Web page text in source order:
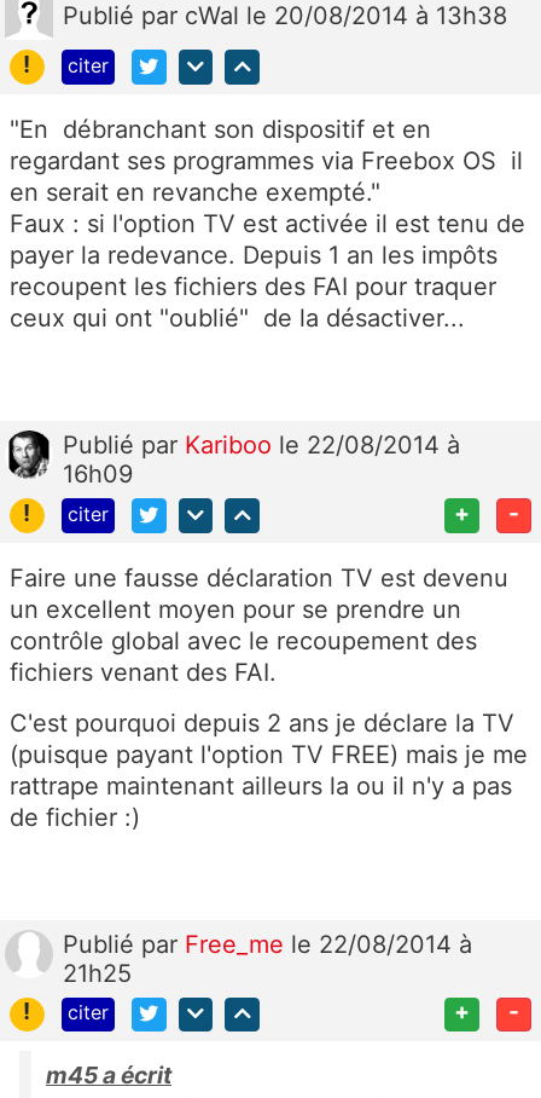
Publié par cWal le 20/08/2014 à 13h38
!
citer
"En débranchant son dispositif et en
regardant ses programmes via Freebox OS il
en serait en revanche exempté."
Faux : si l'option TV est activée il est tenu de
payer la redevance. Depuis 1 an les impôts
recoupent les fichiers des FAI pour traquer
ceux qui ont "oublié" de la désactiver...
Publié par Kariboo le 22/08/2014 à
16h09
!
citer + -
Faire une fausse déclaration TV est devenu
un excellent moyen pour se prendre un
contrôle global avec le recoupement des
fichiers venant des FAI.
C'est pourquoi depuis 2 ans je déclare la TV
(puisque payant l'option TV FREE) mais je me
rattrape maintenant ailleurs la ou il n'y a pas
de fichier :)
Publié par Free_me le 22/08/2014 à
21h25
!
citer + -
m45 a écrit